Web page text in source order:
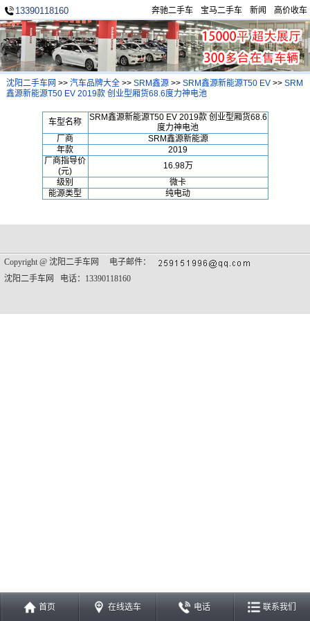
首页 在线选车 电话 联系我们
13390118160 高价收车
新闻
宝马二手车
奔驰二手车
沈阳二手车网 >> 汽车品牌大全>> SRM鑫源>> SRM鑫源新能源T50 EV>> SRM
鑫源新能源T50 EV 2019款 创业型厢货68.6度力神电池
车型名称
SRM鑫源新能源T50 EV 2019款 创业型厢货68.6
度力神电池
厂商
SRM鑫源新能源
年款
2019
厂商指导价
(元)
16.98万
级别
微卡
能源类型
纯电动
Copyright @ 沈阳二手车网
电子邮件：
沈阳二手车网 电话：13390118160